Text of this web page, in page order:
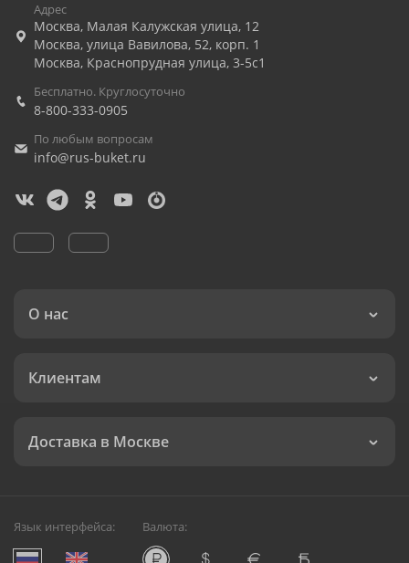
Адрес
Москва, Малая Калужская улица, 12
Москва, улица Вавилова, 52, корп. 1
Москва, Краснопрудная улица, 3-5с1
Бесплатно. Круглосуточно
8-800-333-0905
По любым вопросам
info@rus-buket.ru
О нас
Клиентам
Доставка в Москве
Язык интерфейса: Валюта: